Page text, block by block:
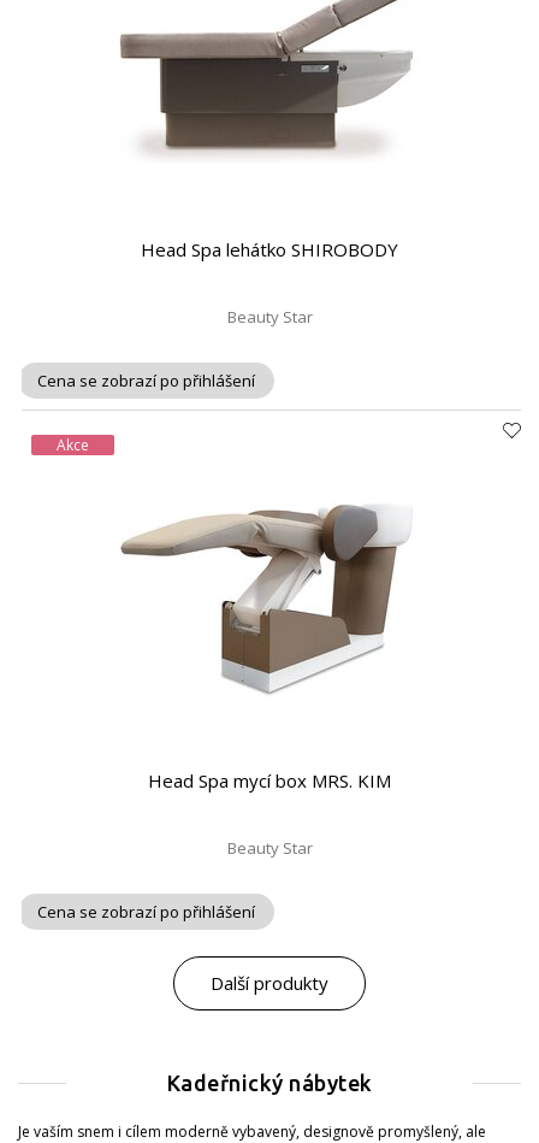
Head Spa lehátko SHIROBODY
Beauty Star
Cena se zobrazí po přihlášení
Akce
Head Spa mycí box MRS. KIM
Beauty Star
Cena se zobrazí po přihlášení
Další produkty
Kadeřnický nábytek
Je vaším snem i cílem moderně vybavený, designově promyšlený, ale